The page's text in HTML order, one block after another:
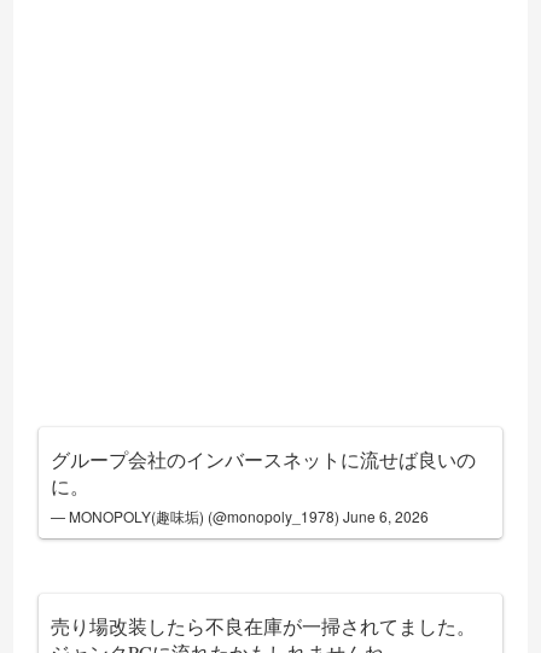
グループ会社のインバースネットに流せば良いの
に。
— MONOPOLY(趣味垢) (@monopoly_1978)June 6, 2026
売り場改装したら不良在庫が一掃されてました。